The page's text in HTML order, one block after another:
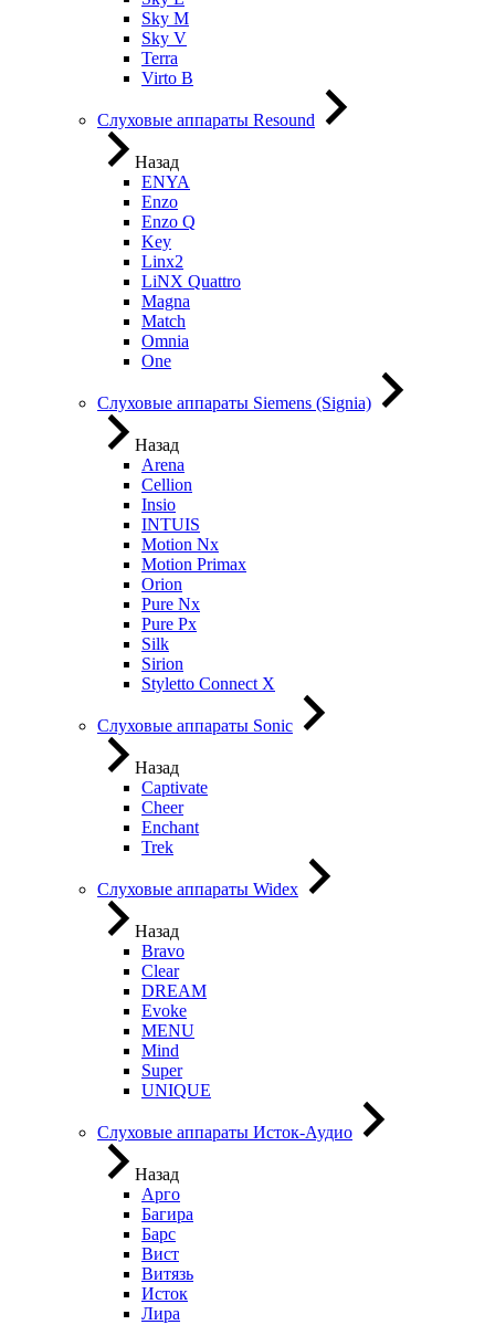
Sky M
Sky V
Terra
Virto B
Слуховые аппараты Resound
Назад
ENYA
Enzo
Enzo Q
Key
Linx2
LiNX Quattro
Magna
Match
Omnia
One
Слуховые аппараты Siemens (Signia)
Назад
Arena
Cellion
Insio
INTUIS
Motion Nx
Motion Primax
Orion
Pure Nx
Pure Px
Silk
Sirion
Styletto Connect X
Слуховые аппараты Sonic
Назад
Captivate
Cheer
Enchant
Trek
Слуховые аппараты Widex
Назад
Bravo
Clear
DREAM
Evoke
MENU
Mind
Super
UNIQUE
Слуховые аппараты Исток-Аудио
Назад
Арго
Багира
Барс
Вист
Витязь
Исток
Лира